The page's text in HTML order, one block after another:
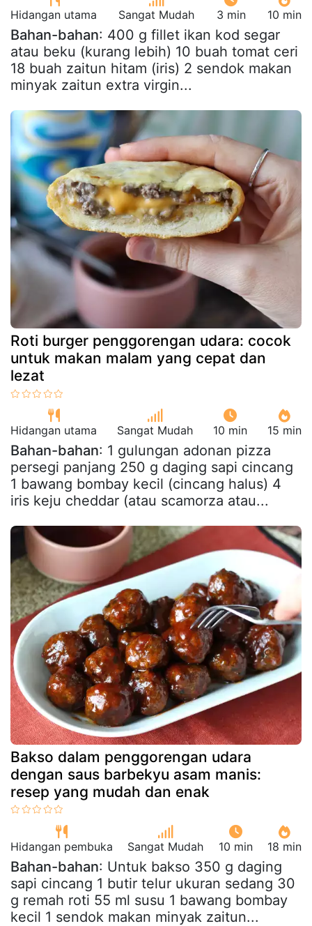
Hidangan utama Sangat Mudah 3 min 10 min
Bahan-bahan: 400 g fillet ikan kod segar
atau beku (kurang lebih) 10 buah tomat ceri
18 buah zaitun hitam (iris) 2 sendok makan
minyak zaitun extra virgin...
Roti burger penggorengan udara: cocok
untuk makan malam yang cepat dan
lezat
Hidangan utama Sangat Mudah 10 min 15 min
Bahan-bahan: 1 gulungan adonan pizza
persegi panjang 250 g daging sapi cincang
1 bawang bombay kecil (cincang halus) 4
iris keju cheddar (atau scamorza atau...
Bakso dalam penggorengan udara
dengan saus barbekyu asam manis:
resep yang mudah dan enak
Hidangan pembuka Sangat Mudah 10 min 18 min
Bahan-bahan: Untuk bakso 350 g daging
sapi cincang 1 butir telur ukuran sedang 30
g remah roti 55 ml susu 1 bawang bombay
kecil 1 sendok makan minyak zaitun...